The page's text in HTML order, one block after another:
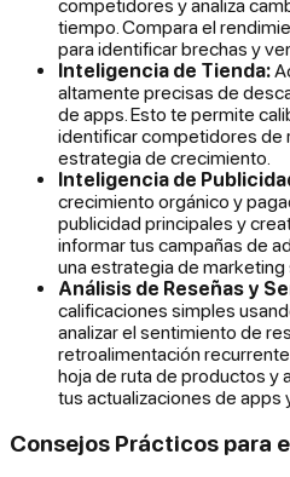
tiempo. Compara el
para identificar brechas y
Inteligencia de Tienda:
altamente precisas de
de apps. Esto te permite
identificar competidores de
estrategia de crecimiento.
Inteligencia de
crecimiento orgánico y
publicidad principales y
informar tus campañas de
una estrategia de marketing
Análisis de Reseñas y
calificaciones simples
analizar el sentimiento de
retroalimentación
hoja de ruta de productos y
tus actualizaciones de apps
Consejos Prácticos para